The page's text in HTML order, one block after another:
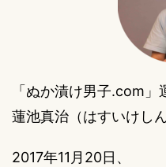
「ぬか漬け男子.com」
蓮池真治（はすいけし
2017年11月20日、